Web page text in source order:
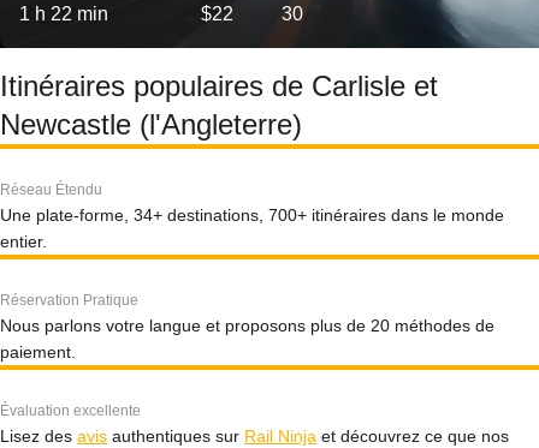
1 h 22 min $22 30
Itinéraires populaires de Carlisle et
Newcastle (l'Angleterre)
Réseau Étendu
Une plate-forme, 34+ destinations, 700+ itinéraires dans le monde
entier.
Réservation Pratique
Nous parlons votre langue et proposons plus de 20 méthodes de
paiement.
Évaluation excellente
Lisez des avis authentiques sur Rail Ninja et découvrez ce que nos